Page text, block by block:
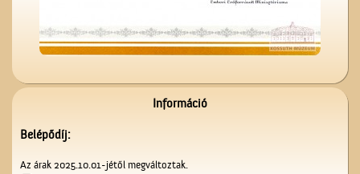
elsőáldozók
Információ
Belépődíj:
Az árak 2025.10.01-jétől megváltoztak.